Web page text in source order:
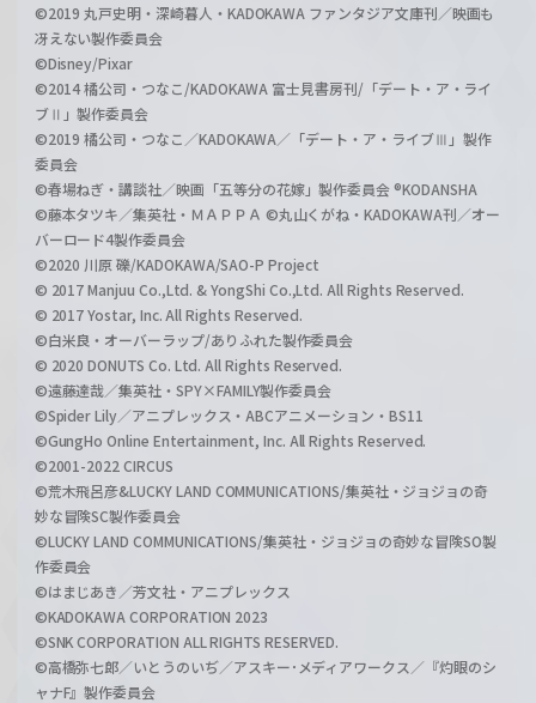
©2019 丸戸史明・深崎暮人・KADOKAWA ファンタジア文庫刊／映画も
冴えない製作委員会
©Disney/Pixar
©2014 橘公司・つなこ/KADOKAWA 富士見書房刊/「デート・ア・ライ
ブⅡ」製作委員会
©2019 橘公司・つなこ／KADOKAWA／「デート・ア・ライブⅢ」製作
委員会
©春場ねぎ・講談社／映画「五等分の花嫁」製作委員会 ®KODANSHA
©藤本タツキ／集英社・ＭＡＰＰＡ ©丸山くがね・KADOKAWA刊／オー
バーロード4製作委員会
©2020 川原 礫/KADOKAWA/SAO-P Project
© 2017 Manjuu Co.,Ltd. & YongShi Co.,Ltd. All Rights Reserved.
© 2017 Yostar, Inc. All Rights Reserved.
©白米良・オーバーラップ/ありふれた製作委員会
© 2020 DONUTS Co. Ltd. All Rights Reserved.
©遠藤達哉／集英社・SPY×FAMILY製作委員会
©Spider Lily／アニプレックス・ABCアニメーション・BS11
©GungHo Online Entertainment, Inc. All Rights Reserved.
©2001-2022 CIRCUS
©荒木飛呂彦&LUCKY LAND COMMUNICATIONS/集英社・ジョジョの奇
妙な冒険SC製作委員会
©LUCKY LAND COMMUNICATIONS/集英社・ジョジョの奇妙な冒険SO製
作委員会
©はまじあき／芳文社・アニプレックス
©KADOKAWA CORPORATION 2023
©SNK CORPORATION ALL RIGHTS RESERVED.
©高橋弥七郎／いとうのいぢ／アスキー･メディアワークス／『灼眼のシ
ャナF』製作委員会